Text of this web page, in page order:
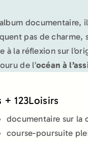
documentaire,
pas de charme,
à la réflexion sur
de l’océan à
+ 123Loisirs
documentaire sur la
course-poursuite